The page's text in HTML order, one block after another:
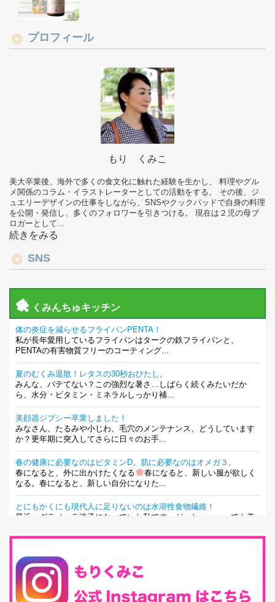
プロフィール
もり くみこ
美大卒業後、海外で多くの食文化に触れた経験を生かし、 料理やグル
メ関係のコラム・イラストレーターとしての活動をする。 その後、ジ
ュエリーデザインの仕事をしながら、SNSやクックパッドで自身の料理
を公開・発信し、多くのフォロワーを引きつける。 現在は２児の母ブ
ロガーとして...
続きをみる
SNS
くみんちゅキッチン
体の炎症を減らせるフライパンPENTA！
私が長年愛用しているフライパンはタークの鉄フライパンと、
PENTAの有害物質フリーのコーティング...
夏のむくみ退散！レタスの30秒おひたし。
みんな、バテてない？この強烈な暑さ…しばらく続くみたいだか
ら、水分・ビタミン・ミネラルしっかり補...
美顔器ジプシー卒業しました！
みなさん、たるみや小じわ、毛穴のメンテナンス、どうしています
か？更年期に突入してさらに日々のお手...
春の健康に必要なのはビタミンD。肌に必要なのはオメガ３。
春になると、外に出かけたくなる
春になると、新しい服が欲しく
なる。春になると、新しい自分になりた...
とにもかくにも現代人に足りないのは水溶性食物繊維！
最近、グラノーラ迷子になっていた私です。が、と〜〜〜っても美
腸内環境を整えることは、健康維持の中でいっちばん大事！だと私
は思っています。 ヒトの免...
iHerb特大セール終了間近！みんな何買う？